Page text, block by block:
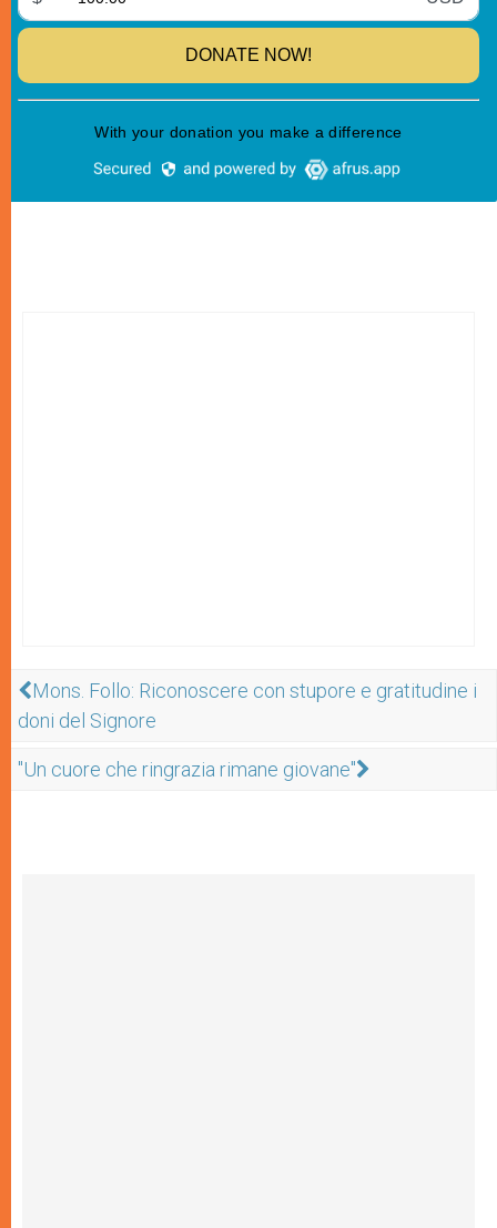
Mons. Follo: Riconoscere con stupore e gratitudine i
doni del Signore
"Un cuore che ringrazia rimane giovane"